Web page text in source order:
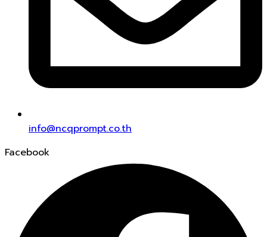
info@ncqprompt.co.th
Facebook